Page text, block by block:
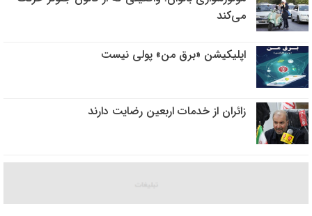
می‌کند
اپلیکیشن «برق من» پولی نیست
زائران از خدمات اربعین رضایت دارند